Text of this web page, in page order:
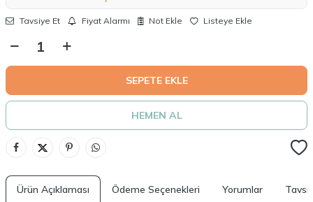
Tavsiye Et Fiyat Alarmı Not Ekle Listeye Ekle
SEPETE EKLE
HEMEN AL
Ürün Açıklaması Ödeme Seçenekleri Yorumlar